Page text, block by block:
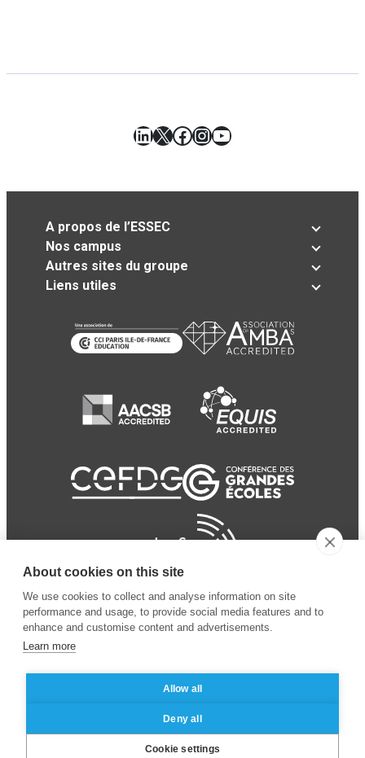
LinkedIn
X Facebook
Instagram
YouTube
A propos de l’ESSEC
Nos campus
Autres sites du groupe
Liens utiles
Business School
Mentions légales
des données personnelles
About cookies on this site
We use cookies to collect and analyse information on site
performance and usage, to provide social media features and to
enhance and customise content and advertisements.
Learn more
Allow all
Deny all
Cookie settings